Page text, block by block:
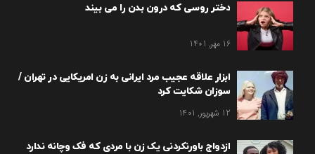
دختر روسی که درون بدن را می بیند
16 مهر, 1401
ابزار علاقه عجیب مرد ایرانی به زن امریکایی در تهران /
سوزان شکایت کرد
12 شهریور, 1401
ازدواج باورنکردنی یک زن با مردی که فک وچانه ندارد